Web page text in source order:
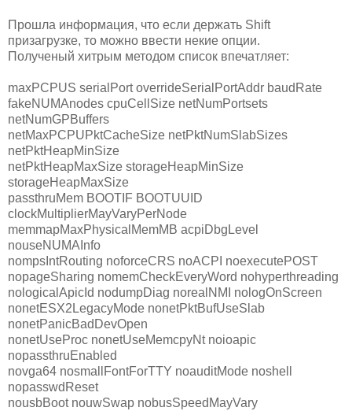
Прошла информация, что если держать Shift
призагрузке, то можно ввести некие опции.
Полученый хитрым методом список впечатляет:
maxPCPUS serialPort overrideSerialPortAddr baudRate
fakeNUMAnodes cpuCellSize netNumPortsets
netNumGPBuffers
netMaxPCPUPktCacheSize netPktNumSlabSizes
netPktHeapMinSize
netPktHeapMaxSize storageHeapMinSize
storageHeapMaxSize
passthruMem BOOTIF BOOTUUID
clockMultiplierMayVaryPerNode
memmapMaxPhysicalMemMB acpiDbgLevel
nouseNUMAInfo
nompsIntRouting noforceCRS noACPI noexecutePOST
nopageSharing nomemCheckEveryWord nohyperthreading
nologicalApicId nodumpDiag norealNMI nologOnScreen
nonetESX2LegacyMode nonetPktBufUseSlab
nonetPanicBadDevOpen
nonetUseProc nonetUseMemcpyNt noioapic
nopassthruEnabled
novga64 nosmallFontForTTY noauditMode noshell
nopasswdReset
nousbBoot nouwSwap nobusSpeedMayVary